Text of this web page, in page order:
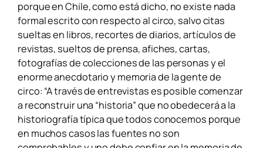
porque en Chile, como está dicho, no existe nada
formal escrito con respecto al circo, salvo citas
sueltas en libros, recortes de diarios, artículos de
revistas, sueltos de prensa, afiches, cartas,
fotografíasde colecciones de las personas y el
enorme anecdotario y memoria de la gente de
circo: “A través de entrevistas es posible comenzar
a reconstruir una “historia” que no obedecerá a la
historiografía típica que todos conocemos porque
en muchos casos las fuentes no son